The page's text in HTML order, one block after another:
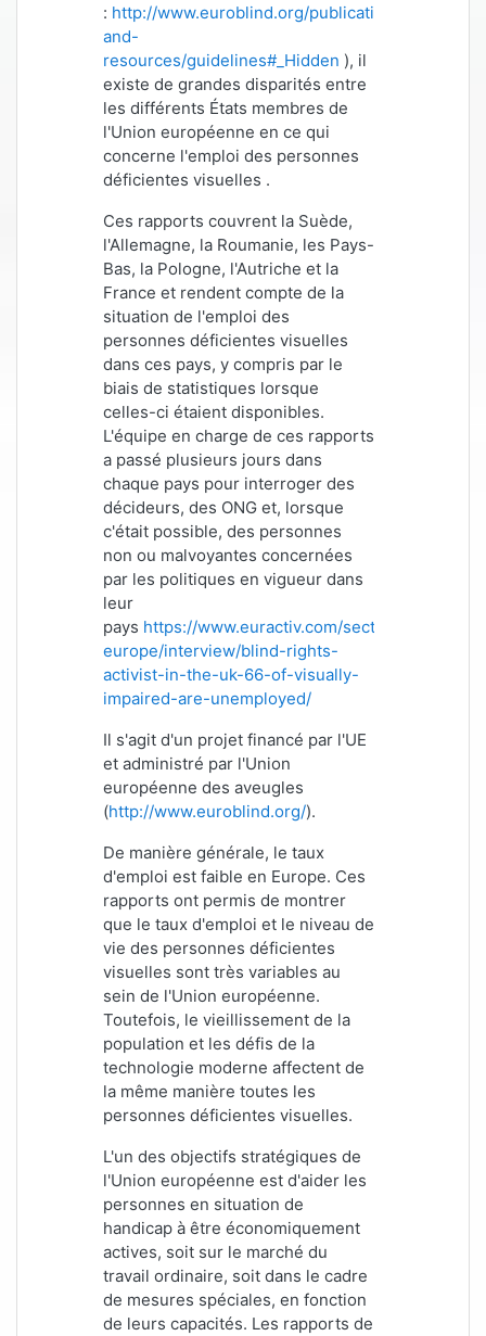
: http://www.euroblind.org/publications-
and-
resources/guidelines#_Hidden ), il
existe de grandes disparités entre
les différents États membres de
l'Union européenne en ce qui
concerne l'emploi des personnes
déficientes visuelles .
Ces rapports couvrent la Suède,
l'Allemagne, la Roumanie, les Pays-
Bas, la Pologne, l'Autriche et la
France et rendent compte de la
situation de l'emploi des
personnes déficientes visuelles
dans ces pays, y compris par le
biais de statistiques lorsque
celles-ci étaient disponibles.
L'équipe en charge de ces rapports
a passé plusieurs jours dans
chaque pays pour interroger des
décideurs, des ONG et, lorsque
c'était possible, des personnes
non ou malvoyantes concernées
par les politiques en vigueur dans
leur
pays https://www.euractiv.com/section/uk-
europe/interview/blind-rights-
activist-in-the-uk-66-of-visually-
impaired-are-unemployed/
Il s'agit d'un projet financé par l'UE
et administré par l'Union
européenne des aveugles
(http://www.euroblind.org/).
De manière générale, le taux
d'emploi est faible en Europe. Ces
rapports ont permis de montrer
que le taux d'emploi et le niveau de
vie des personnes déficientes
visuelles sont très variables au
sein de l'Union européenne.
Toutefois, le vieillissement de la
population et les défis de la
technologie moderne affectent de
la même manière toutes les
personnes déficientes visuelles.
L'un des objectifs stratégiques de
l'Union européenne est d'aider les
personnes en situation de
handicap à être économiquement
actives, soit sur le marché du
travail ordinaire, soit dans le cadre
de mesures spéciales, en fonction
de leurs capacités. Les rapports de